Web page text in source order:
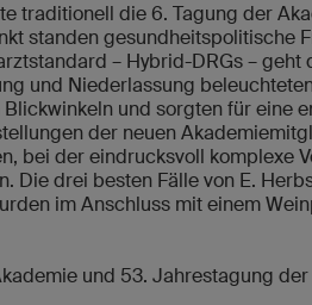
traditionell die 6. Tagung der
standen gesundheitspolitische
– Hybrid-DRGs –
und Niederlassung
und sorgten für eine
der neuen
bei der eindrucksvoll komplexe
Die drei besten Fälle von E.
im Anschluss mit einem